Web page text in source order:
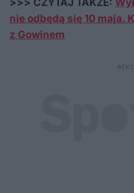
>>> CZYTAJ TAKŻE:
nie odbędą się 10 maja.
z Gowinem